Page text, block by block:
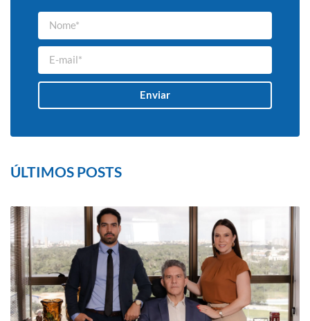
Enviar
ÚLTIMOS POSTS